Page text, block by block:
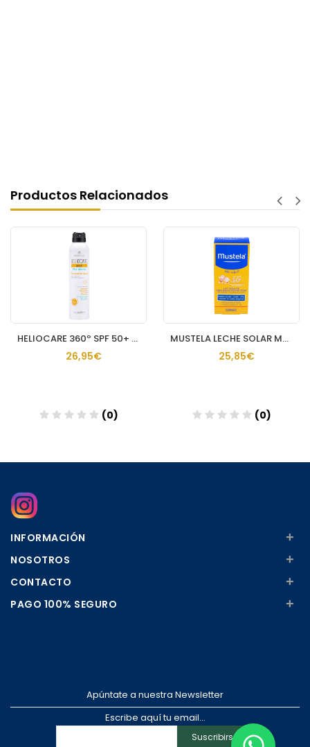
Productos Relacionados
HELIOCARE 360º SPF 50+ PEDIATRICS SPRAY PROTECTO
26,95€
(0)
MUSTELA LECHE SOLAR MUY ALTA PROTECCION SPF 50+
25,85€
(0)
INFORMACIÓN +
NOSOTROS +
CONTACTO +
PAGO 100% SEGURO +
Apúntate a nuestra Newsletter
Escribe aquí tu email...
Suscribirse